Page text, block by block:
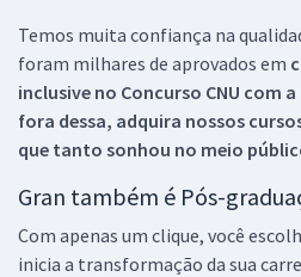
Temos muita confiança na
foram milhares de aprovados em
inclusive no Concurso CNU com a
fora dessa, adquira nossos
que tanto sonhou no meio
Gran também é Pós-
Com apenas um clique, você
inicia a transformação da sua